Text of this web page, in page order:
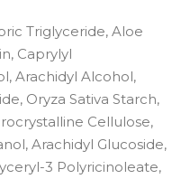
Triglyceride, Aloe
Caprylyl
Arachidyl Alcohol,
Oryza Sativa Starch,
Cellulose,
Arachidyl Glucoside,
3 Polyricinoleate,